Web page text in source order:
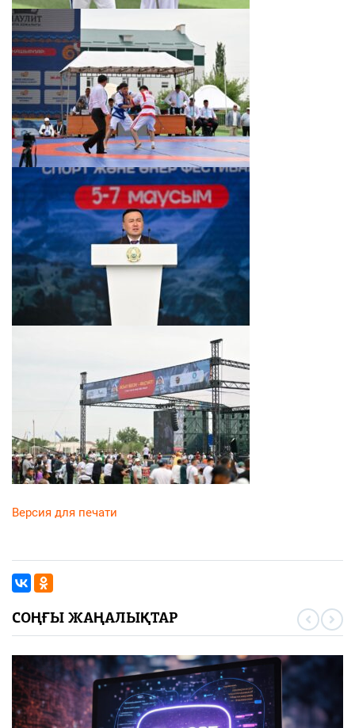
Версия для печати
СОҢҒЫ ЖАҢАЛЫҚТАР